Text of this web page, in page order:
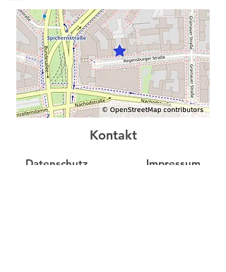
Kontakt
Datenschutz Impressum